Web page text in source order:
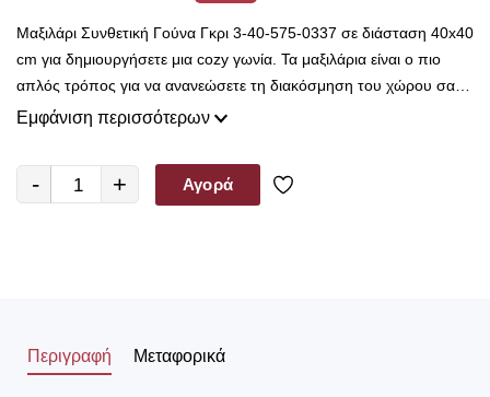
Μαξιλάρι Συνθετική Γούνα Γκρι 3-40-575-0337 σε διάσταση 40x40
cm για δημιουργήσετε μια cozy γωνία. Τα μαξιλάρια είναι ο πιο
απλός τρόπος για να ανανεώσετε τη διακόσμηση του χώρου σας,
μεταμορφώνοντας εύκολα έναν καναπέ αλλά και μια άδεια γωνιά.
στιγμές χαλάρωσης διακοσμώντας ταυτόχρονα το χώρο.
Φροντίστε να μην υπερφορτώσετε τον καναπέ ή το κρεβάτι σας με
Εμφάνιση περισσότερων
- + Αγορά
Περιγραφή Μεταφορικά